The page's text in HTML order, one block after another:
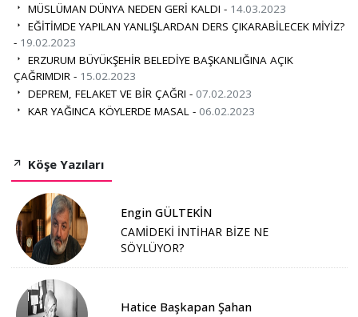
MÜSLÜMAN DÜNYA NEDEN GERİ KALDI - 14.03.2023
EĞİTİMDE YAPILAN YANLIŞLARDAN DERS ÇIKARABİLECEK MİYİZ?
- 19.02.2023
ERZURUM BÜYÜKŞEHİR BELEDİYE BAŞKANLIĞINA AÇIK
ÇAĞRIMDIR - 15.02.2023
DEPREM, FELAKET VE BİR ÇAĞRI - 07.02.2023
KAR YAĞINCA KÖYLERDE MASAL - 06.02.2023
Köşe Yazıları
Engin GÜLTEKİN
CAMİDEKİ İNTİHAR BİZE NE
SÖYLÜYOR?
Hatice Başkapan Şahan